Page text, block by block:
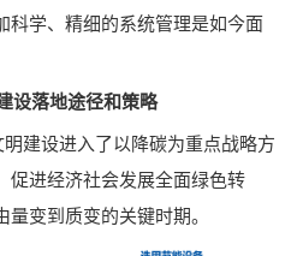
科学、精细的系统管理是如今面
设落地途径和策略
建设进入了以降碳为重点战略方
促进经济社会发展全面绿色转
变到质变的关键时期。